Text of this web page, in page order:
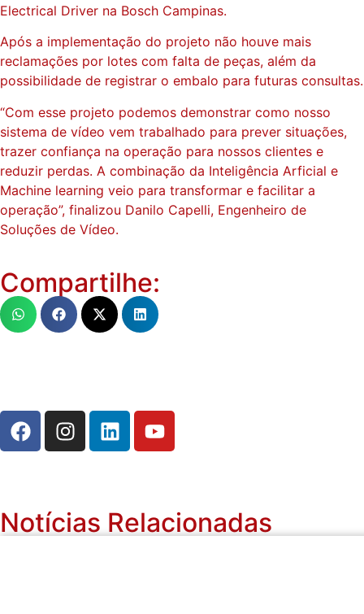
Electrical Driver na Bosch Campinas.
Após a implementação do projeto não houve mais
reclamações por lotes com falta de peças, além da
possibilidade de registrar o embalo para futuras consultas.
“Com esse projeto podemos demonstrar como nosso
sistema de vídeo vem trabalhado para prever situações,
trazer confiança na operação para nossos clientes e
reduzir perdas. A combinação da Inteligência Arficial e
Machine learning veio para transformar e facilitar a
operação”, finalizou Danilo Capelli, Engenheiro de
Soluções de Vídeo.
Compartilhe:
Notícias Relacionadas